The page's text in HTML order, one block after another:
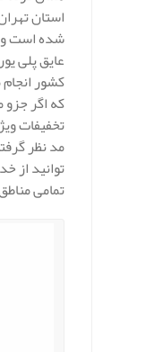
استان
شده است
عایق پلی
کشور
که اگر جزو
تخفیفات
مد نظر
توانید از
تمامی